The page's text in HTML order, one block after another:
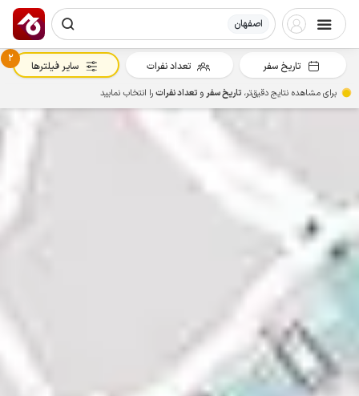
اصفهان
تاریخ سفر تعداد نفرات
2
سایر فیلترها
برای مشاهده نتایج دقیق‌تر، تاریخ سفرو تعداد نفراترا انتخاب نمایید